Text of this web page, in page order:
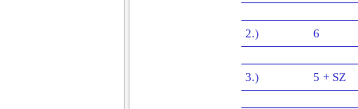
2.) 6
3.) 5 + SZ